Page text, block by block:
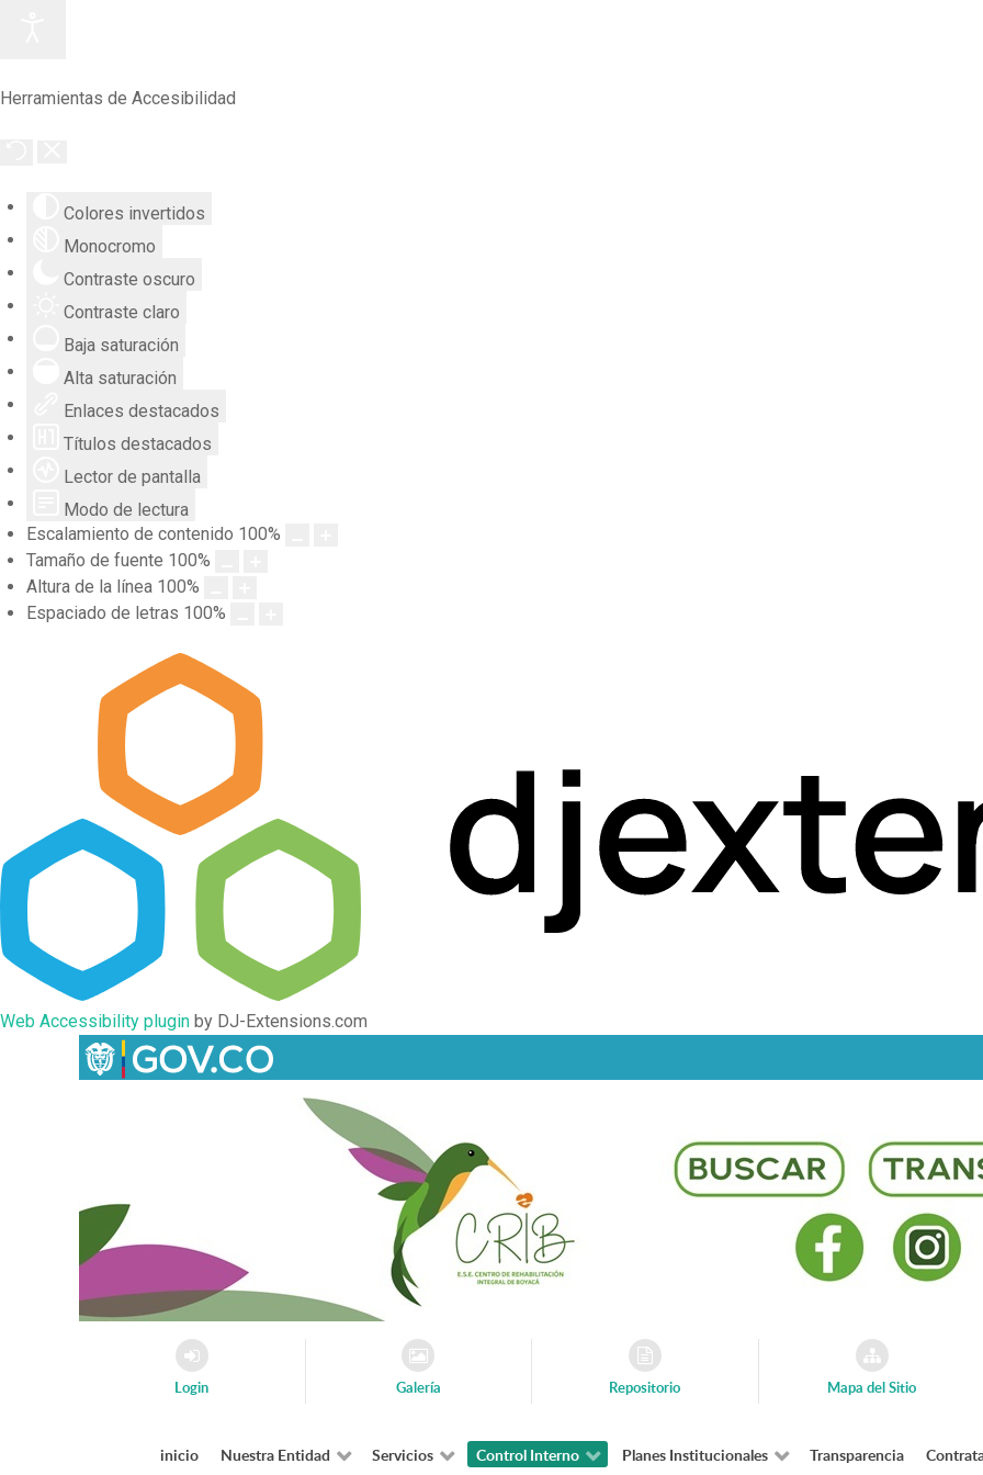
Herramientas de Accesibilidad
Colores invertidos
Monocromo
Contraste oscuro
Contraste claro
Baja saturación
Alta saturación
Enlaces destacados
Títulos destacados
Lector de pantalla
Modo de lectura
Escalamiento de contenido 100%
Tamaño de fuente 100%
Altura de la línea 100%
Espaciado de letras 100%
Web Accessibility plugin by DJ-Extensions.com
Login Galería Repositorio Mapa del Sitio
inicio Nuestra Entidad Servicios Control Interno Planes Institucionales Transparencia